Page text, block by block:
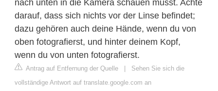
nach unten in die Kamera schauen musst. Achte
darauf, dass sich nichts vor der Linse befindet;
dazu gehören auch deine Hände, wenn du von
oben fotografierst, und hinter deinem Kopf,
wenn du von unten fotografierst.
Antrag auf Entfernung der Quelle
Sehen Sie sich die
vollständige Antwort auf translate.google.com an